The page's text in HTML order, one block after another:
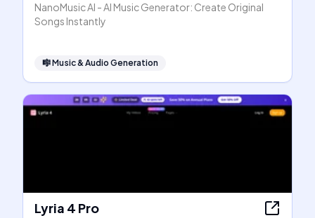
NanoMusic AI - AI Music Generator: Create Original
Songs Instantly
🎼Music & Audio Generation
Lyria 4 Pro